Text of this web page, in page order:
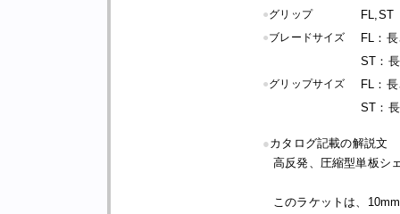
●グリップ FL,ST
●ブレードサイズ
FL：
ST：
●グリップサイズ
FL：
ST：
●カタログ記載の解説文
高反発、圧縮型単板シ
このラケットは、